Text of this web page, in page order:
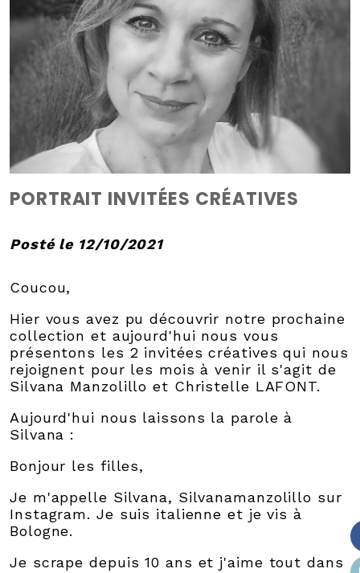
PORTRAIT INVITÉES CRÉATIVES
Posté le 12/10/2021
Coucou,
Hier vous avez pu découvrir notre prochaine
collection et aujourd'hui nous vous
présentons les 2 invitées créatives qui nous
rejoignent pour les mois à venir il s'agit de
Silvana Manzolillo et Christelle LAFONT.
Aujourd'hui nous laissons la parole à
Silvana :
Bonjour les filles,
Je m'appelle Silvana, Silvanamanzolillo sur
Instagram. Je suis italienne et je vis à
Bologne.
Je scrape depuis 10 ans et j'aime tout dans